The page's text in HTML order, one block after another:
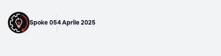
Spoke 054 Aprile 2025